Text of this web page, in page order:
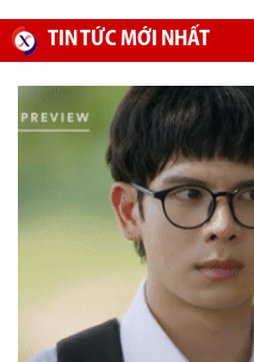
TIN TỨC MỚI NHẤT